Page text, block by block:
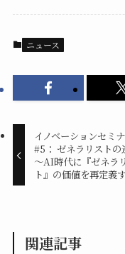
ニュース
イノベーションセミ
#5： ゼネラリストの
～AI時代に『ゼネラ
ト』の価値を再定義
関連記事